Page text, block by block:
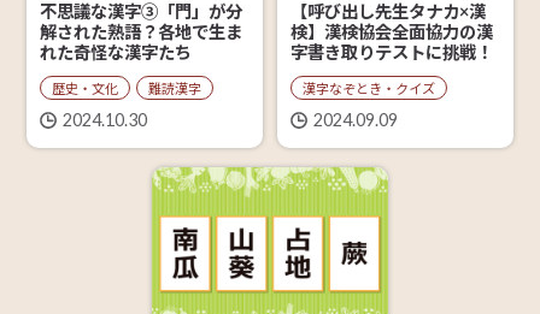
不思議な漢字③「門」が分
解された熟語？各地で生ま
れた奇怪な漢字たち
歴史・文化 難読漢字
2024.10.30
【呼び出し先生タナカ×漢
検】漢検協会全面協力の漢
字書き取りテストに挑戦！
漢字なぞとき・クイズ
2024.09.09